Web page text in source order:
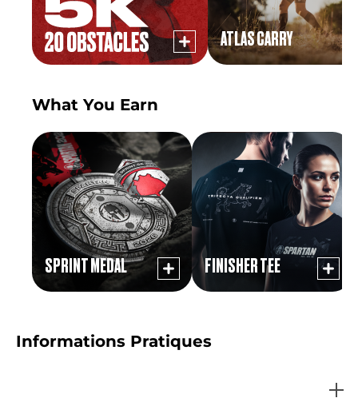
ATLAS CARRY
What You Earn
SPRINT MEDAL FINISHER TEE
Informations Pratiques